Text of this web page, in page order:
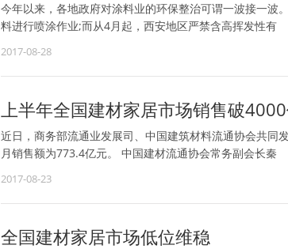
今年以来，各地政府对涂料业的环保整治可谓一波接一波
料进行喷涂作业;而从4月起，西安地区严禁含高挥发性有
2017-08-28
上半年全国建材家居市场销售破
近日，商务部流通业发展司、中国建筑材料流通协会共
月销售额为773.4亿元。 中国建材流通协会常务副会长秦
2017-08-23
全国建材家居市场低位维稳